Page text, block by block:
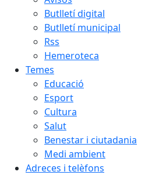
Butlletí digital
Butlletí municipal
Rss
Hemeroteca
Temes
Educació
Esport
Cultura
Salut
Benestar i ciutadania
Medi ambient
Adreces i telèfons